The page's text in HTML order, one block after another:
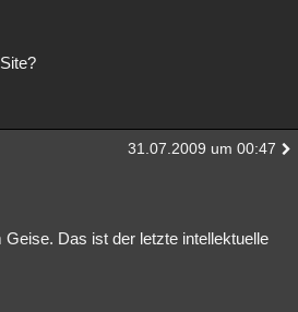
31.07.2009 um 00:47
Das ist der letzte intellektuelle